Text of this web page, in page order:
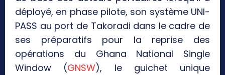
déployé, en phase pilote, son système UNI-
PASS au port de Takoradi dans le cadre de
ses préparatifs pour la reprise des
opérations du Ghana National Single
Window (GNSW), le guichet unique